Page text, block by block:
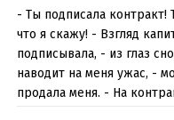
- Ты подписала
что я скажу! - Взгляд
подписывала, - из глаз
наводит на меня ужас, -
продала меня. - На